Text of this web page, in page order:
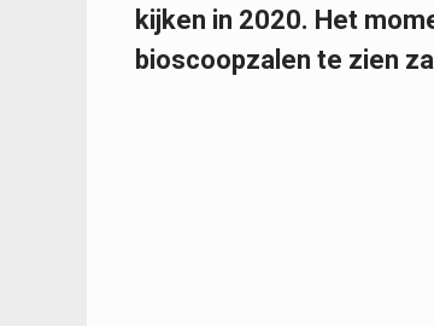
kijken in 2020. Het
bioscoopzalen te zien